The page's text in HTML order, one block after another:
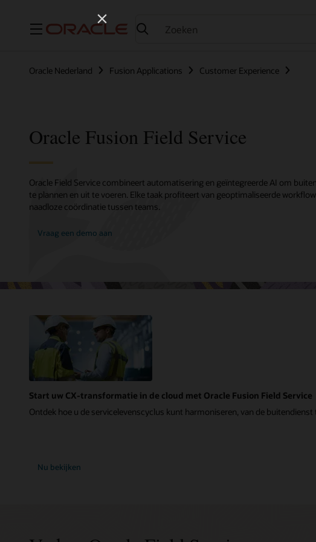
Menu
Oracle Nederland Fusion Applications Customer Experience
Oracle Fusion Field Service
Oracle Field Service combineert automatisering en geïntegreerde AI om
te plannen en uit te voeren. Elke taak profiteert van geoptimaliseerde
naadloze coördinatie tussen teams.
Vraag een demo aan
Start uw CX-transformatie in de cloud met Oracle Fusion Field Service
Ontdek hoe u de servicelevenscyclus kunt harmoniseren, van de
Nu bekijken